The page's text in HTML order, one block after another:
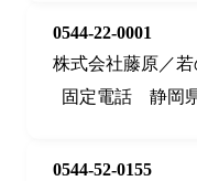
0544-22-0001
株式会社藤原／
固定電話
静岡
0544-52-0155